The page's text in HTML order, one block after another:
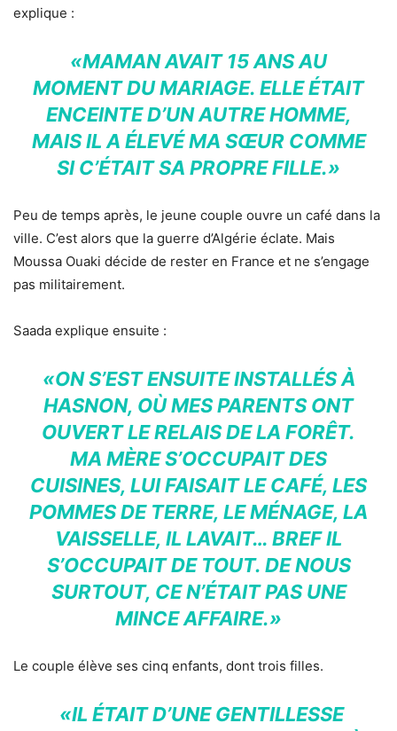
explique :
«MAMAN AVAIT 15 ANS AU
MOMENT DU MARIAGE. ELLE ÉTAIT
ENCEINTE D’UN AUTRE HOMME,
MAIS IL A ÉLEVÉ MA SŒUR COMME
SI C’ÉTAIT SA PROPRE FILLE.»
Peu de temps après, le jeune couple ouvre un café dans la
ville. C’est alors que la guerre d’Algérie éclate. Mais
Moussa Ouaki décide de rester en France et ne s’engage
pas militairement.
Saada explique ensuite :
«ON S’EST ENSUITE INSTALLÉS À
HASNON, OÙ MES PARENTS ONT
OUVERT LE RELAIS DE LA FORÊT.
MA MÈRE S’OCCUPAIT DES
CUISINES, LUI FAISAIT LE CAFÉ, LES
POMMES DE TERRE, LE MÉNAGE, LA
VAISSELLE, IL LAVAIT… BREF IL
S’OCCUPAIT DE TOUT. DE NOUS
SURTOUT, CE N’ÉTAIT PAS UNE
MINCE AFFAIRE.»
Le couple élève ses cinq enfants, dont trois filles.
«IL ÉTAIT D’UNE GENTILLESSE